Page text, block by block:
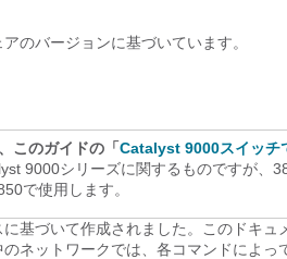
のバージョンに基づいています。
このガイドの「 Catalyst 9000スイッチ
9000シリーズに関するものですが、
で使用します。
基づいて作成されました。このドキュ
ネットワークでは、各コマンドによっ